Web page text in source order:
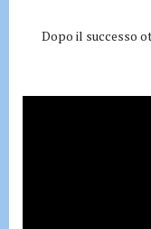
Dopo il successo